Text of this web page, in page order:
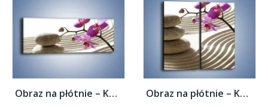
Obraz na płótnie – Kamień piasek i kwiat –... Obraz na płótnie – Kamień piasek i kwiat –...